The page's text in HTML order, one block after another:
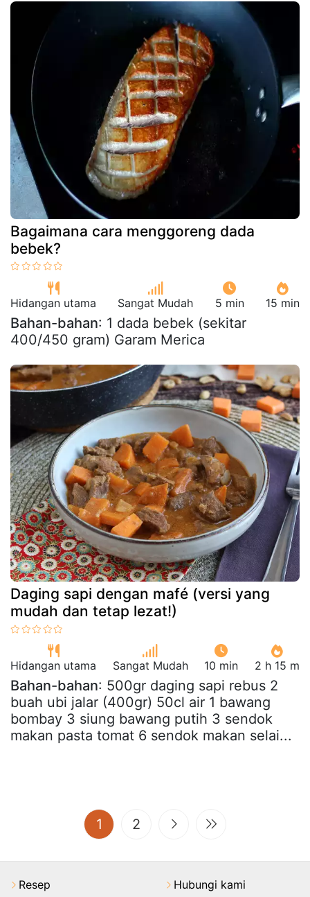
Bagaimana cara menggoreng dada
bebek?
Hidangan utama Sangat Mudah 5 min 15 min
Bahan-bahan: 1 dada bebek (sekitar
400/450 gram) Garam Merica
Daging sapi dengan mafé (versi yang
mudah dan tetap lezat!)
Hidangan utama Sangat Mudah 10 min 2 h 15 m
Bahan-bahan: 500gr daging sapi rebus 2
buah ubi jalar (400gr) 50cl air 1 bawang
bombay 3 siung bawang putih 3 sendok
makan pasta tomat 6 sendok makan selai...
1 (current)
2
Resep Hubungi kami